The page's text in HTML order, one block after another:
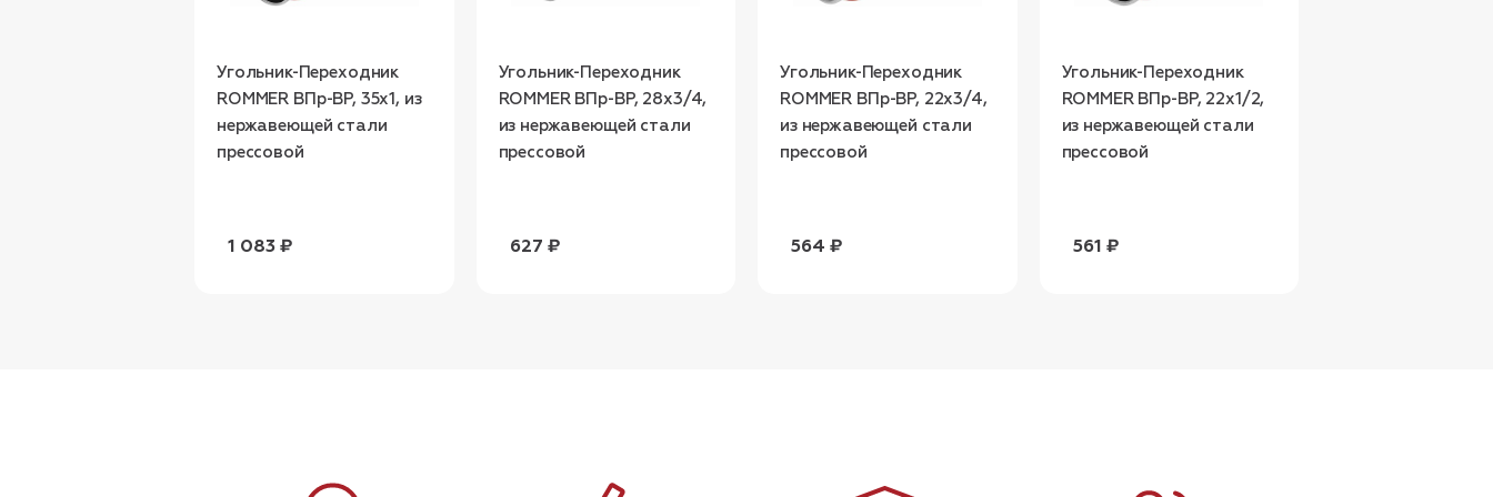
Угольник-Переходник
ROMMER ВПр-ВР, 35х1, из
нержавеющей стали
прессовой
1 083 ₽
Угольник-Переходник
ROMMER ВПр-ВР, 28х3/4,
из нержавеющей стали
прессовой
627 ₽
Угольник-Переходник
ROMMER ВПр-ВР, 22х3/4,
из нержавеющей стали
прессовой
564 ₽
Угольник-Переходник
ROMMER ВПр-ВР, 22х1/2,
из нержавеющей стали
прессовой
561 ₽